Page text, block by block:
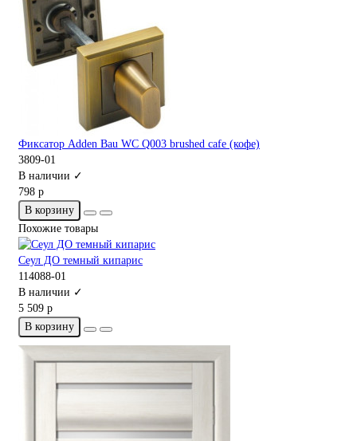
Фиксатор Adden Bau WC Q003 brushed cafe (кофе)
3809-01
В наличии ✓
798 р
В корзину
Похожие товары
Сеул ДО темный кипарис
114088-01
В наличии ✓
5 509 р
В корзину